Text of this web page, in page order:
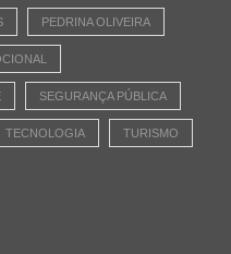
PEDRINA OLIVEIRA
SEGURANÇA PÚBLICA
TECNOLOGIA TURISMO